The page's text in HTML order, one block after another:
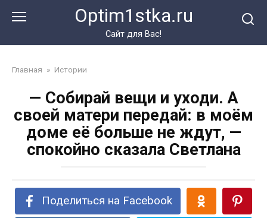
Optim1stka.ru
Сайт для Вас!
Главная » Истории
— Собирай вещи и уходи. А
своей матери передай: в моём
доме её больше не ждут, —
спокойно сказала Светлана
Поделиться на Facebook